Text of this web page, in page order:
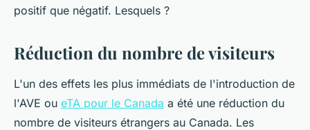
positif que négatif. Lesquels ?
Réduction du nombre de visiteurs
L'un des effets les plus immédiats de l'introduction de
l'AVE ou eTA pour le Canada a été une réduction du
nombre de visiteurs étrangers au Canada. Les